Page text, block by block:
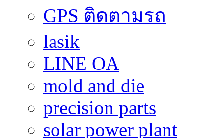
GPS ติดตามรถ
lasik
LINE OA
mold and die
precision parts
solar power plant